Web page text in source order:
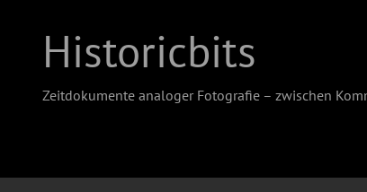
Historicbits
Zeitdokumente analoger Fotografie – zwischen